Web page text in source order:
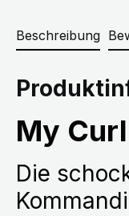
Beschreibung
My
Die